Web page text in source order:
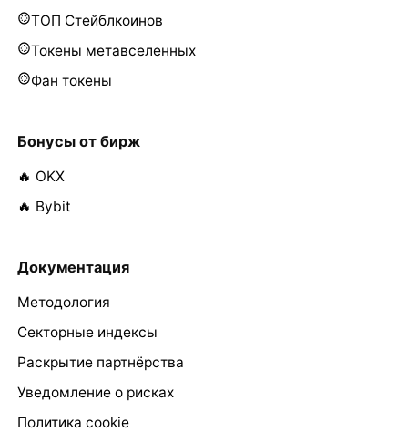
ТОП Стейблкоинов
Токены метавселенных
Фан токены
Бонусы от бирж
🔥 OKX
🔥 Bybit
Документация
Методология
Секторные индексы
Раскрытие партнёрства
Уведомление о рисках
Политика cookie